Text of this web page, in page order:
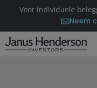
Voor individuele
Neem